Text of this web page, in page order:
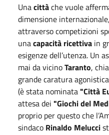
Unacittàche vuole
dimensione
attraverso competizioni
unacapacità ricettiva in
esigenze dell’utenza. Un
mai da vicinoTaranto,
grande caratura
(è stata nominata"Città
attesa dei "Giochi del
proprio per questo che
sindaco Rinaldo Melucci